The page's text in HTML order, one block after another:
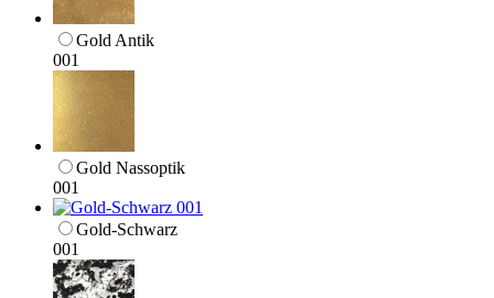
Gold Antik
001
Gold Nassoptik
001
Gold-Schwarz
001